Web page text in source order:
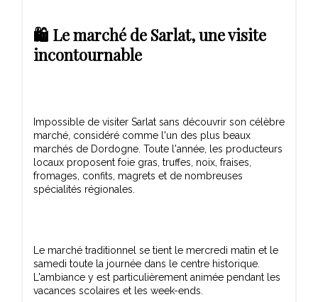
🛍️ Le marché de Sarlat, une visite
incontournable
Impossible de visiter Sarlat sans découvrir son célèbre
marché, considéré comme l'un des plus beaux
marchés de Dordogne. Toute l'année, les producteurs
locaux proposent foie gras, truffes, noix, fraises,
fromages, confits, magrets et de nombreuses
Le marché traditionnel se tient le mercredi matin et le
samedi toute la journée dans le centre historique.
L'ambiance y est particulièrement animée pendant les